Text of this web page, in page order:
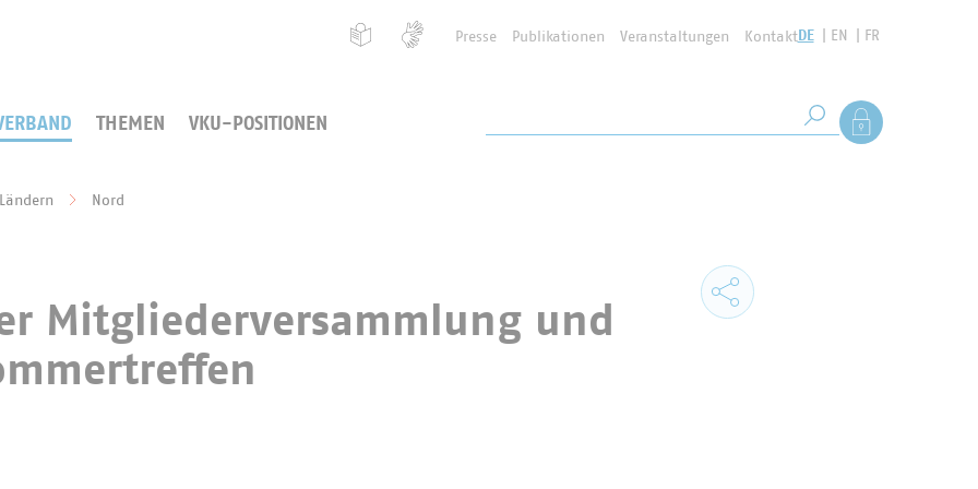
Presse Publikationen Veranstaltungen KontaktDE EN FR
THEMEN VKU-POSITIONEN Suche starten
Als Mitglied
Nord
Mitgliederversammlung und